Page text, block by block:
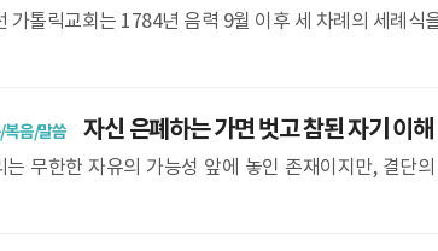
가톨릭교회는 1784년 음력 9월 이후 세 차례의 세례식
복음을 선포할 토대를 마련했다. 권철신·일신 형제가
복음/말씀자신 은폐하는 가면 벗고 참된 자기 이해
는 무한한 자유의 가능성 앞에 놓인 존재이지만, 결단